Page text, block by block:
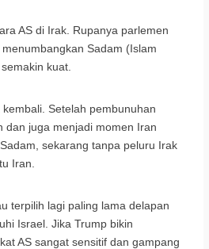
AS di Irak. Rupanya parlemen
Sadam (Islam
kuat.
Setelah pembunuhan
dan juga menjadi momen Iran
sekarang tanpa peluru Irak
Iran.
terpilih lagi paling lama delapan
Israel. Jika Trump bikin
AS sangat sensitif dan gampang